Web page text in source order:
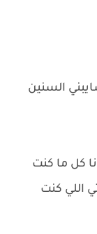
السنين
كل ما كنت
اللي كنت